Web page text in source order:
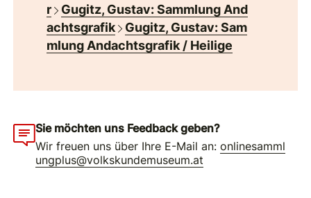
r
Gugitz, Gustav: Sammlung And
achtsgrafik
Gugitz, Gustav: Sam
mlung Andachtsgrafik / Heilige
Sie möchten uns Feedback geben?
Wir freuen uns über Ihre E-Mail an:onlinesamml
ungplus@volkskundemuseum.at